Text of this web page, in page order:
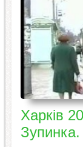
Харків
Зупинка.